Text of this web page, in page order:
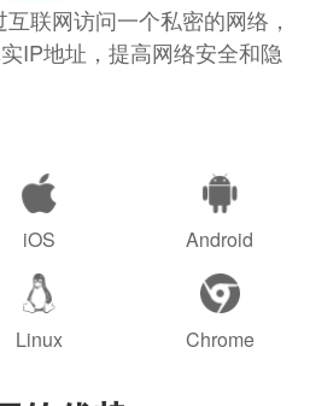
联网访问一个私密的网络，
IP地址，提高网络安全和隐
iOS Android
Linux Chrome